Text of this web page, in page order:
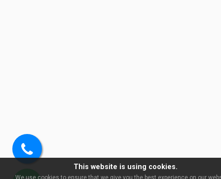
Soita
meille This website is using cookies.
We use cookies to ensure that we give you the best experience on our